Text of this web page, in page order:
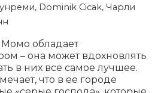
Dominik Cicak, Чарли
обладает
– она может вдохновлять
в них все самое лучшее.
что в ее городе